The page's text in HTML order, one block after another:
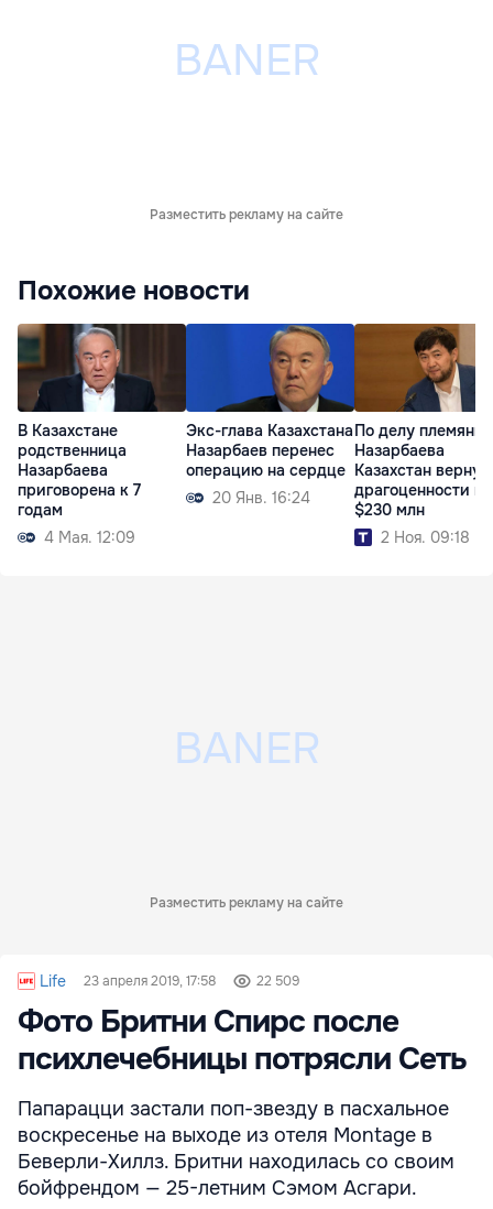
Разместить рекламу на сайте
Похожие новости
В Казахстане
родственница
Назарбаева
приговорена к 7
годам
4 Мая. 12:09
Экс-глава Казахстана
Назарбаев перенес
операцию на сердце
20 Янв. 16:24
По делу
Назарбаева
Казахстан вернул
драгоценности на
$230 млн
2 Ноя. 09:18
Разместить рекламу на сайте
Life 23 апреля 2019, 17:58 22 509
Фото Бритни Спирс после
психлечебницы потрясли Сеть
Папарацци застали поп-звезду в пасхальное
воскресенье на выходе из отеля Montage в
Беверли-Хиллз. Бритни находилась со своим
бойфрендом — 25-летним Сэмом Асгари.